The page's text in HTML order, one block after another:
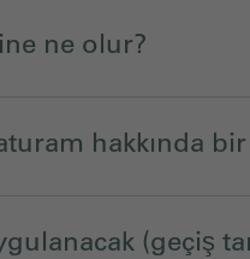
ne olur?
hakkında
(geçiş